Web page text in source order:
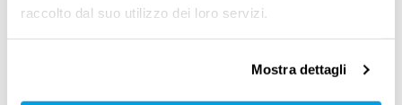
raccolto dal suo utilizzo dei loro servizi.
Mostra dettagli
garantendo la sostenibilità sociale ed
economicadell’organizzazione, come faccio?”